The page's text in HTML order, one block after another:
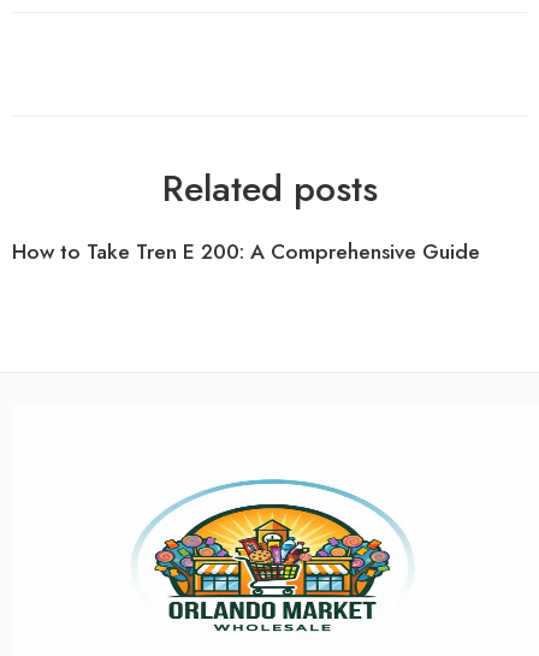
Related posts
How to Take Tren E 200: A Comprehensive Guide